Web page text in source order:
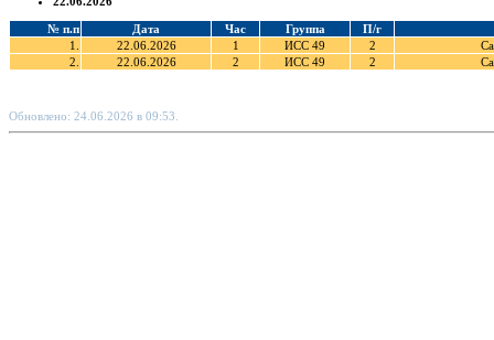
№ п.п Дата Час Группа
П/г
1.
22.06.2026 1 ИСС 49 2
2.
22.06.2026 2 ИСС 49 2
Обновлено: 24.06.2026 в 09:53.